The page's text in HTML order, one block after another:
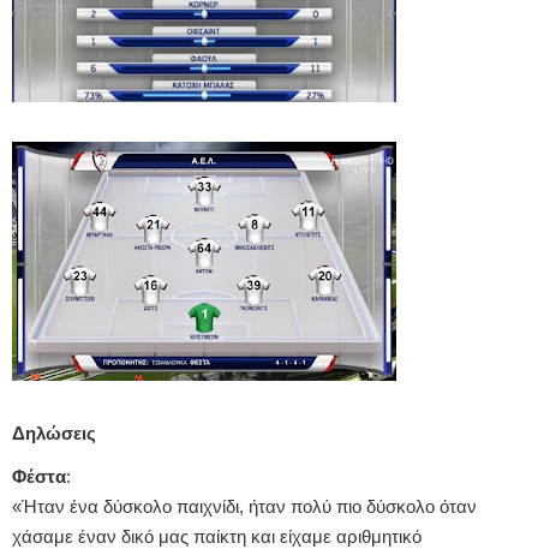
Δηλώσεις
Φέστα:
«Ήταν ένα δύσκολο παιχνίδι, ήταν πολύ πιο δύσκολο όταν
χάσαμε έναν δικό μας παίκτη και είχαμε αριθμητικό